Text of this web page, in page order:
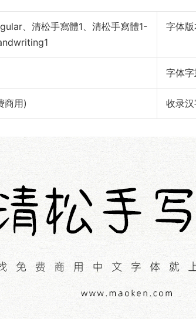
、清松手寫體1、清松手寫體1-
字体
字体
免费商用) 收录